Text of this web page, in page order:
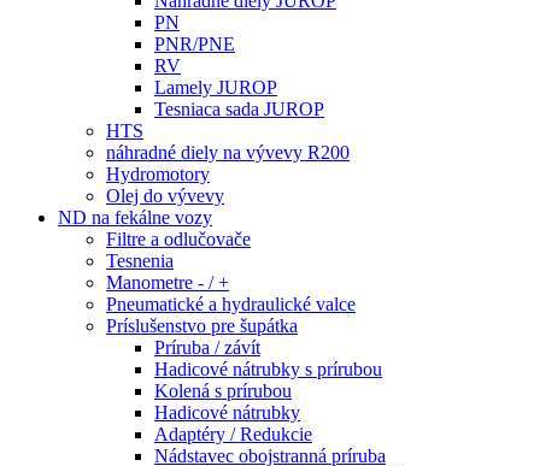
PN
PNR/PNE
RV
Lamely JUROP
Tesniaca sada JUROP
HTS
náhradné diely na vývevy R200
Hydromotory
Olej do vývevy
ND na fekálne vozy
Filtre a odlučovače
Tesnenia
Manometre - / +
Pneumatické a hydraulické valce
Príslušenstvo pre šupátka
Príruba / závít
Hadicové nátrubky s prírubou
Kolená s prírubou
Hadicové nátrubky
Adaptéry / Redukcie
Nádstavec obojstranná príruba